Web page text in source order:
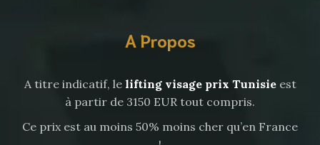
A Propos
A titre indicatif, le lifting visage prix Tunisieest
à partir de 3150 EUR tout compris.
Ce prix est au moins 50% moins cher qu’en France